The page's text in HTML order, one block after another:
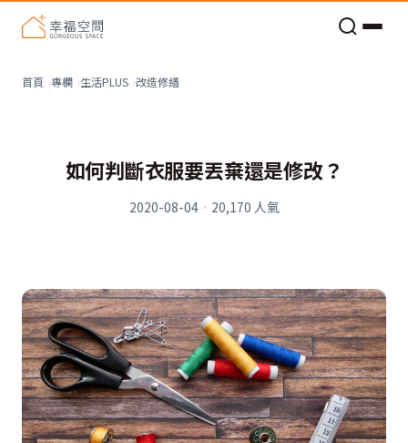
首頁 專欄 生活PLUS 改造修繕
如何判斷衣服要丟棄還是修改？
2020-08-04· 20,170 人氣